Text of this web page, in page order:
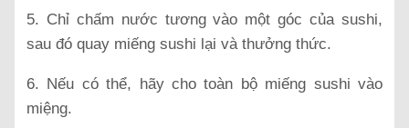
5. Chỉ chấm nước tương vào một góc của sushi,
sau đó quay miếng sushi lại và thưởng thức.
6. Nếu có thể, hãy cho toàn bộ miếng sushi vào
miệng.